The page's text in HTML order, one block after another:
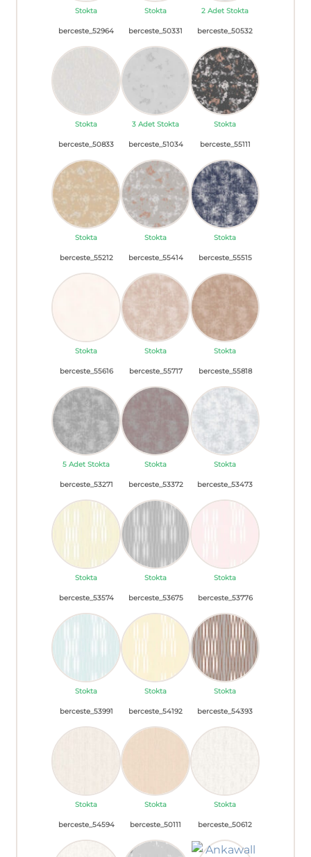
Stokta Stokta 2 Adet Stokta
berceste_52964
Stokta
berceste_50331
3 Adet Stokta
berceste_50532
Stokta
berceste_50833
Stokta
berceste_51034
Stokta
berceste_55111
Stokta
berceste_55212
Stokta
berceste_55414
Stokta
berceste_55515
Stokta
berceste_55616
5 Adet Stokta
berceste_55717
Stokta
berceste_55818
Stokta
berceste_53271
Stokta
berceste_53372
Stokta
berceste_53473
Stokta
berceste_53574
Stokta
berceste_53675
Stokta
berceste_53776
Stokta
berceste_53991
Stokta
berceste_54192
Stokta
berceste_54393
Stokta
berceste_54594 berceste_50111 berceste_50612